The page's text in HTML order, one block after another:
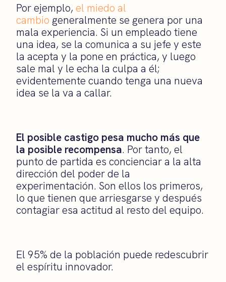
Por ejemplo, el miedo al
cambio generalmente se genera por una
mala experiencia. Si un empleado tiene
una idea, se la comunica a su jefe y este
la acepta y la pone en práctica, y luego
sale mal y le echa la culpa a él;
evidentemente cuando tenga una nueva
idea se la va a callar.
El posible castigo pesa mucho más que
la posible recompensa. Por tanto, el
punto de partida es concienciar a la alta
dirección del poder de la
experimentación. Son ellos los primeros,
lo que tienen que arriesgarse y después
contagiar esa actitud al resto del equipo.
El 95% de la población puede redescubrir
el espíritu innovador.